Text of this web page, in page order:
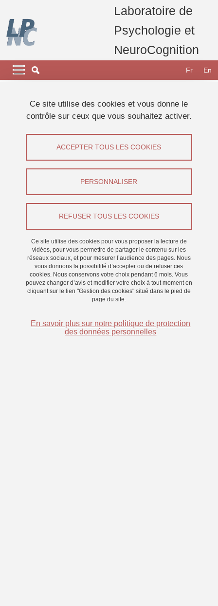
Laboratoire de
Psychologie et
NeuroCognition
Navigation principale
Navigation principale mobile Fr En
Fil d'Ariane
Recherche
Projets de recherche, thèses
Publications scientifiques: HAL Science ouverte
ouverte
Partager sur Facebook
Partager sur LinkedIn
L'archive ouverte HAL accueille la production
scientifique des chercheurs et enseignants-chercheurs
Ce site utilise des cookies et vous donne le
contrôle sur ceux que vous souhaitez activer.
Ce site utilise des cookies pour vous proposer la lecture de
vidéos, pour vous permettre de partager le contenu sur les
réseaux sociaux, et pour mesurer l’audience des pages. Nous
vous donnons la possibilité d’accepter ou de refuser ces
cookies. Nous conservons votre choix pendant 6 mois. Vous
pouvez changer d’avis et modifier votre choix à tout moment en
cliquant sur le lien "Gestion des cookies" situé dans le pied de
page du site.
En savoir plus sur notre politique de protection
des données personnelles
ACCEPTER TOUS LES COOKIES
REFUSER TOUS LES COOKIES
PERSONNALISER